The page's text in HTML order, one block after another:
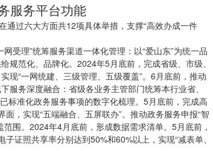
服务平台功能
通过六大方面共12项具体举措，支撑“高效办成一件
受理”统筹服务渠道一体化管理：以“爱山东”为统一品
规范化、品牌化。2024年5月底前，完成省级、市级、
现“一网统建、三级管理、五级覆盖”。6月底前，推动
务深度融合：省级各业务主管部门统筹本行业省、
标准化政务服务事项的数字化梳理。5月底前，完成高
，实现“五端融合、五屏联办”。推动政务服务申报“智
围。2024年4月底前，形成数据需求清单。5月底前，
证照共享率分别达到50%和60%以上，实现“减表单、